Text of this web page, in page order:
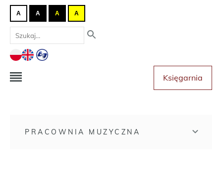
A A A A
Księgarnia
PRACOWNIA MUZYCZNA